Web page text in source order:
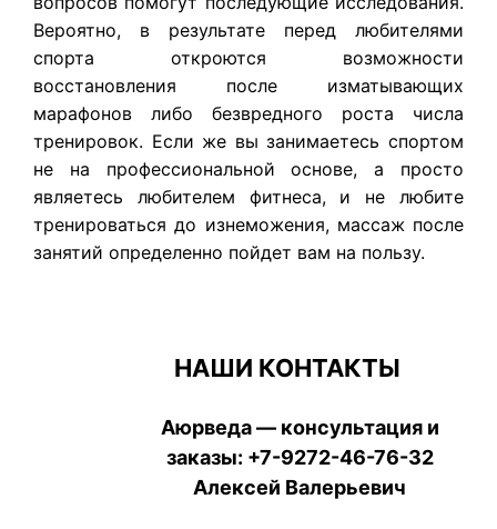
Вероятно, в результате перед любителями
спорта откроются возможности
восстановления после изматывающих
марафонов либо безвредного роста числа
тренировок. Если же вы занимаетесь спортом
не на профессиональной основе, а просто
являетесь любителем фитнеса, и не любите
тренироваться до изнеможения, массаж после
занятий определенно пойдет вам на пользу.
НАШИ КОНТАКТЫ
Аюрведа — консультация и
заказы: +7-9272-46-76-32
Алексей Валерьевич